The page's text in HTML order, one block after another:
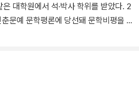
대학원에서 석·박사 학위를 받았다. 2
춘문예 문학평론에 당선돼 문학비평을 쓰
의와 글쓰기에 열중하고 있다. 문학은
『비평의 모험』, 『모욕당한 자들을 위